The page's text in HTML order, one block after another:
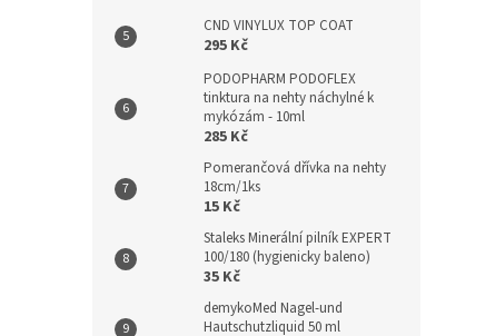
CND VINYLUX TOP COAT
295 Kč
PODOPHARM PODOFLEX
tinktura na nehty náchylné k
mykózám - 10ml
285 Kč
Pomerančová dřívka na nehty
18cm/1ks
15 Kč
Staleks Minerální pilník EXPERT
100/180 (hygienicky baleno)
35 Kč
demykoMed Nagel-und
Hautschutzliquid 50 ml